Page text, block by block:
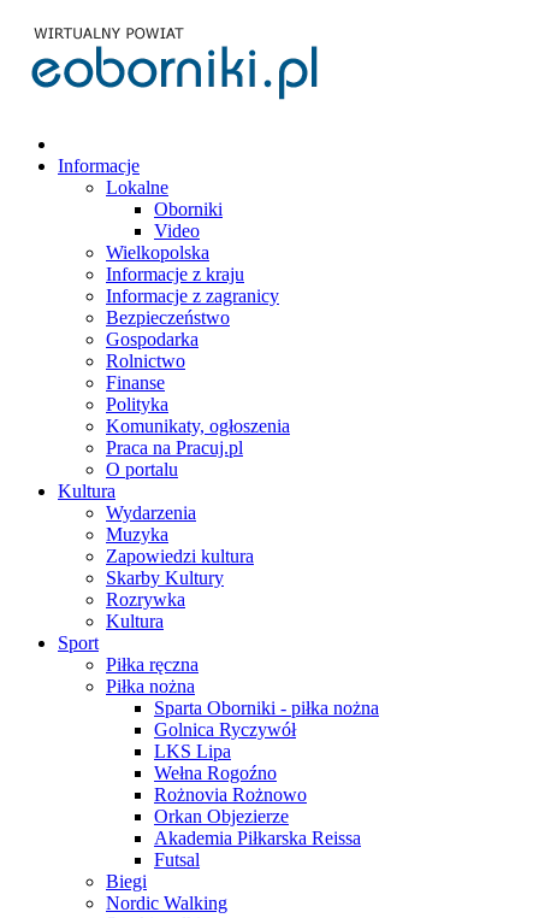
Informacje
Lokalne
Oborniki
Video
Wielkopolska
Informacje z kraju
Informacje z zagranicy
Bezpieczeństwo
Gospodarka
Rolnictwo
Finanse
Polityka
Komunikaty, ogłoszenia
Praca na Pracuj.pl
O portalu
Kultura
Wydarzenia
Muzyka
Zapowiedzi kultura
Skarby Kultury
Rozrywka
Kultura
Sport
Piłka ręczna
Piłka nożna
Sparta Oborniki - piłka nożna
Golnica Ryczywół
LKS Lipa
Wełna Rogoźno
Rożnovia Rożnowo
Orkan Objezierze
Akademia Piłkarska Reissa
Futsal
Biegi
Nordic Walking